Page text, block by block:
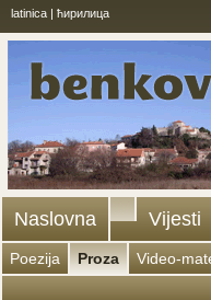
latinica | ћирилица
Naslovna Vijesti
Poezija Proza Video-